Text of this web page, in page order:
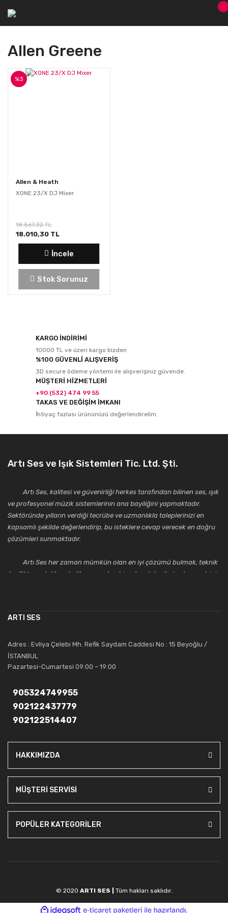
Allen Greene
Allen & Heath
XONE 23/X DJ Mixer
%3
18.567,32 TL
18.010,30 TL
İncele
Stok Sorunuz
KARGO İNDİRİMİ
10000 TL ve üzeri kargo bizden
%100 GÜVENLİ ALIŞVERİŞ
3D secure ödeme yöntemi ile alışverişiniz güvende.
MÜŞTERİ HİZMETLERİ
+90 (532) 474 99 55
TAKAS VE DEĞİŞİM İMKANI
İhtiyaç fazlası ürününüzü değerlendirelim.
Artı Ses ve Işık Sistemleri Tic. Ltd. Şti.
Artı Ses, kalitesi ve güvenirliği herkes tarafından bilinen ses, ışık
ve profesyonel müzik sistemlerinin ana bayiliğini yapmaktadır.
Sektöründe yılların verdiği tecrübe ve uzmanlıkla taleplerinizi en
kapsamlı şekilde değerlendirip, bu isteklere cevap verecek en doğru
çözümleri sunmaktadır.
Artı Ses her zaman mümkün olan en iyi çözümü bulmak, teknik
özellikler, estetik ve kalite açısından bir adım daha ileriye taşımak için
saygıdeğer yerini kazanmıştır.
Artı Ses, güler yüzü ve deneyimi ile bu gün ve gelecekte
güvenebileceğiniz bir tercihtir.
ARTI SES
Adres : Evliya Çelebi Mh. Refik Saydam Caddesi No : 15 Beyoğlu /
İSTANBUL
Pazartesi-Cumartesi 09:00 – 19:00
905324749955
902122437779
902122514407
HAKKIMIZDA
MÜŞTERİ SERVİSİ
POPÜLER KATEGORİLER
© 2020 ARTI SES | Tüm hakları saklıdır.
ideasoft e-